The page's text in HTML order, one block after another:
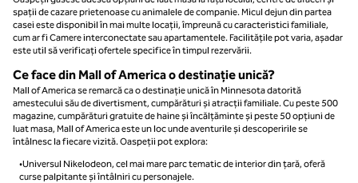
spații de cazare prietenoase cu animalele de companie. Micul dejun din partea
casei este disponibil în mai multe locații, împreună cu caracteristici familiale,
cum ar fi Camere interconectate sau apartamentele. Facilitățile pot varia, așadar
este util să verificați ofertele specifice în timpul rezervării.
Ce face din Mall of America o destinație unică?
Mall of America se remarcă ca o destinație unică în Minnesota datorită
amestecului său de divertisment, cumpărături și atracții familiale. Cu peste 500
magazine, cumpărături gratuite de haine și încălțăminte și peste 50 opțiuni de
luat masa, Mall of America este un loc unde aventurile și descoperirile se
întâlnesc la fiecare vizită. Oaspeții pot explora:
•Universul Nikelodeon, cel mai mare parc tematic de interior din țară, oferă
curse palpitante și întâlniri cu personajele.